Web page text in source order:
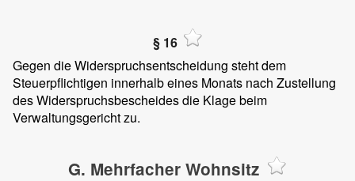
§ 16
Gegen die Widerspruchsentscheidung steht dem
Steuerpflichtigen innerhalb eines Monats nach Zustellung
des Widerspruchsbescheides die Klage beim
Verwaltungsgericht zu.
G. Mehrfacher Wohnsitz